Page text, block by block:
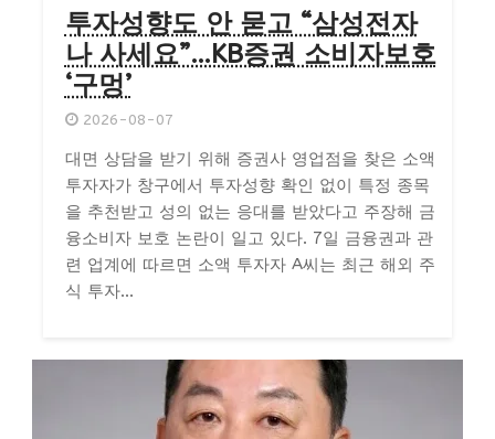
투자성향도 안 묻고 “삼성전자
나 사세요”…KB증권 소비자보호
‘구멍’
2026-08-07
대면 상담을 받기 위해 증권사 영업점을 찾은 소액
투자자가 창구에서 투자성향 확인 없이 특정 종목
을 추천받고 성의 없는 응대를 받았다고 주장해 금
융소비자 보호 논란이 일고 있다. 7일 금융권과 관
련 업계에 따르면 소액 투자자 A씨는 최근 해외 주
식 투자...